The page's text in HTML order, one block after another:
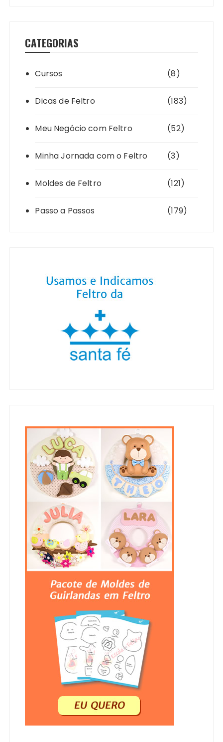
CATEGORIAS
Cursos (8)
Dicas de Feltro (183)
Meu Negócio com Feltro (52)
Minha Jornada com o Feltro (3)
Moldes de Feltro (121)
Passo a Passos (179)